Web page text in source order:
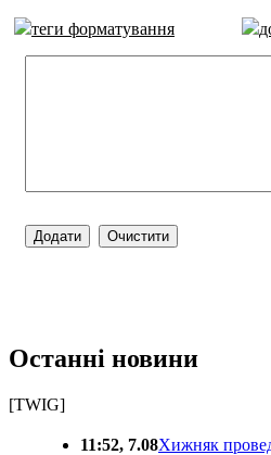
теги форматування
Останні новини
[TWIG]
11:52, 7.08Хижняк